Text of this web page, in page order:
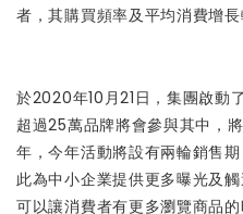
者，其購買頻率及平均消費增
於2020年10月21日，集團啟動
超過25萬品牌將會參與其中，
年，今年活動將設有兩輪銷售期
此為中小企業提供更多曝光及
可以讓消費者有更多瀏覽商品